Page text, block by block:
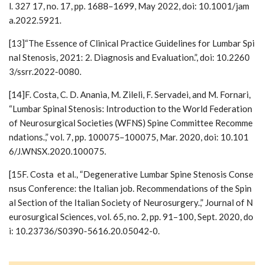
l. 327 17, no. 17, pp. 1688–1699, May 2022, doi: 10.1001/jam
a.2022.5921.
[13]“The Essence of Clinical Practice Guidelines for Lumbar Spi
nal Stenosis, 2021: 2. Diagnosis and Evaluation.”, doi: 10.2260
3/ssrr.2022-0080.
[14]F. Costa, C. D. Anania, M. Zileli, F. Servadei, and M. Fornari,
“Lumbar Spinal Stenosis: Introduction to the World Federation
of Neurosurgical Societies (WFNS) Spine Committee Recomme
ndations.,” vol. 7, pp. 100075–100075, Mar. 2020, doi: 10.101
6/J.WNSX.2020.100075.
[15F. Costa et al., “Degenerative Lumbar Spine Stenosis Conse
nsus Conference: the Italian job. Recommendations of the Spin
al Section of the Italian Society of Neurosurgery.,” Journal of N
eurosurgical Sciences, vol. 65, no. 2, pp. 91–100, Sept. 2020, do
i: 10.23736/S0390-5616.20.05042-0.